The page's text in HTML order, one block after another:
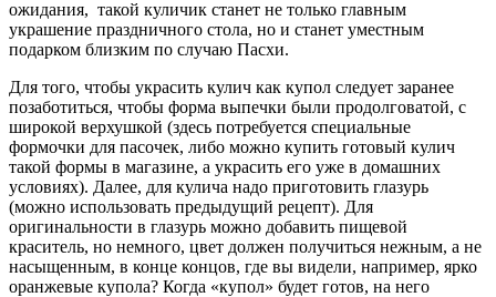
ожидания, такой куличик станет не только главным
украшение праздничного стола, но и станет уместным
подарком близким по случаю Пасхи.
Для того, чтобы украсить кулич как купол следует заранее
позаботиться, чтобы форма выпечки были продолговатой, с
широкой верхушкой (здесь потребуется специальные
формочки для пасочек, либо можно купить готовый кулич
такой формы в магазине, а украсить его уже в домашних
условиях). Далее, для кулича надо приготовить глазурь
(можно использовать предыдущий рецепт). Для
оригинальности в глазурь можно добавить пищевой
краситель, но немного, цвет должен получиться нежным, а не
насыщенным, в конце концов, где вы видели, например, ярко
оранжевые купола? Когда «купол» будет готов, на него